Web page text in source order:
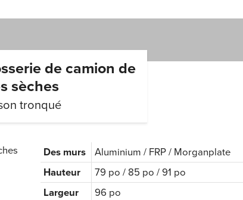
de camion de
sèches
tronqué
Des murs
Aluminium / FRP / Morganplate
Hauteur
79 po / 85 po / 91 po
Largeur
96 po